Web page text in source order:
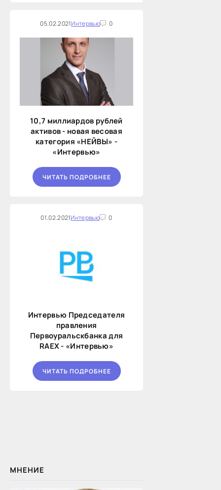
05.02.2021Интервью 0
10,7 миллиардов рублей
активов - новая весовая
категория «НЕЙВЫ» -
«Интервью»
ЧИТАТЬ ПОДРОБНЕЕ
01.02.2021Интервью 0
Интервью Председателя
правления
Первоуральскбанка для
RAEX - «Интервью»
ЧИТАТЬ ПОДРОБНЕЕ
МНЕНИЕ